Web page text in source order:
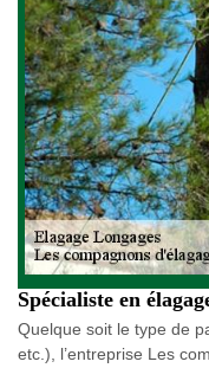
Spécialiste en
Quelque soit le type de
etc.), l’entreprise Les